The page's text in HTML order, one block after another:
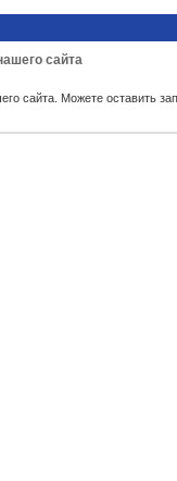
сайта
сайта. Можете оставить